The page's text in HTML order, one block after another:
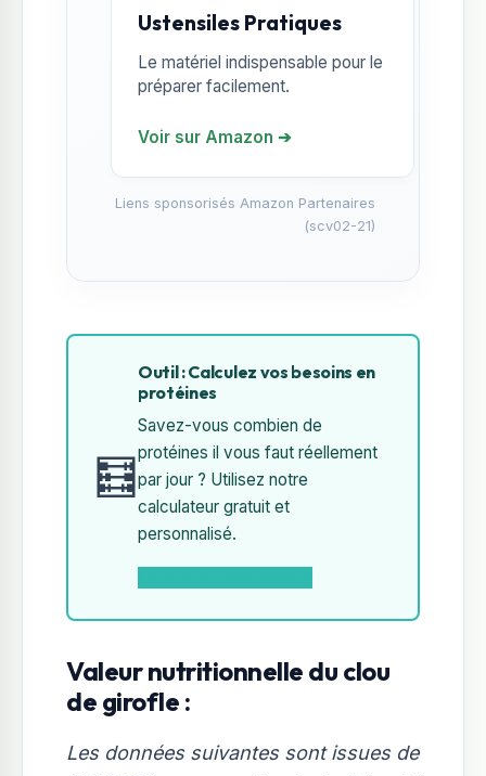
Ustensiles Pratiques
Le matériel indispensable pour le
préparer facilement.
Voir sur Amazon ➔
Liens sponsorisés Amazon Partenaires
(scv02-21)
🧮
Outil : Calculez vos besoins en
protéines
Savez-vous combien de
protéines il vous faut réellement
par jour ? Utilisez notre
calculateur gratuit et
personnalisé.
Valeur nutritionnelle du clou
de girofle :
Les données suivantes sont issues de